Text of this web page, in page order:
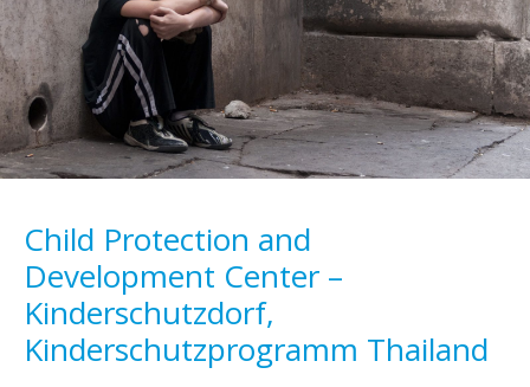
Child Protection and
Development Center –
Kinderschutzdorf,
Kinderschutzprogramm Thailand